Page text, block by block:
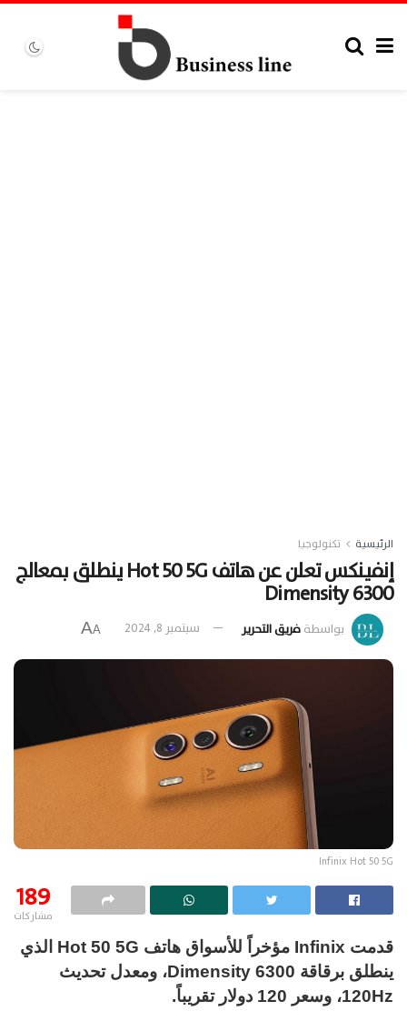
الرئيسية تكنولوجيا
إنفينكس تعلن عن هاتف Hot 50 5G ينطلق بمعالج
Dimensity 6300
بواسطةفريق التحرير سبتمبر 8, 2024 A
A
Infinix Hot 50 5G
189
مشاركات
قدمت Infinix مؤخراً للأسواق هاتف Hot 50 5G الذي
ينطلق برقاقة Dimensity 6300، ومعدل تحديث
120Hz، وسعر 120 دولار تقريباً.